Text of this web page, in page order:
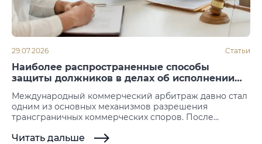
29.07.2026 Статьи
Наиболее распространенные способы
защиты должников в делах об исполнении
Международный коммерческий арбитраж давно стал
одним из основных механизмов разрешения
трансграничных коммерческих споров. После
его принудительное исполнение. Именно на этой
Читать дальше